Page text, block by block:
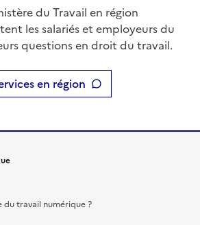
du Travail en région
les salariés et employeurs du
questions en droit du travail.
en région
du travail numérique ?